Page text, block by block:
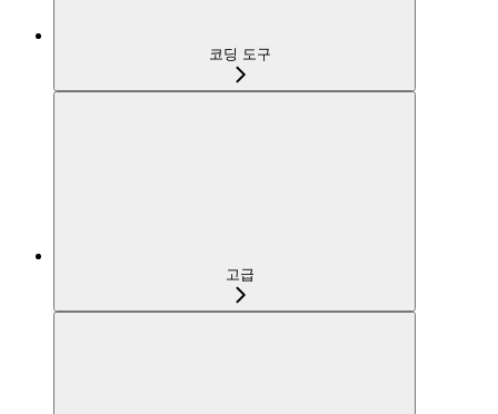
코딩 도구
고급